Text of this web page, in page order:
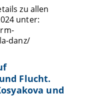
zu allen
unter:
danz/
Flucht.
und